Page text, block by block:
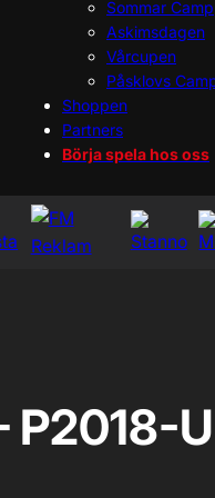
Sommar Camp
Askimsdagen
Vårcupen
Påsklovs
Shoppen
Partners
Börja spela hos oss
P2018-